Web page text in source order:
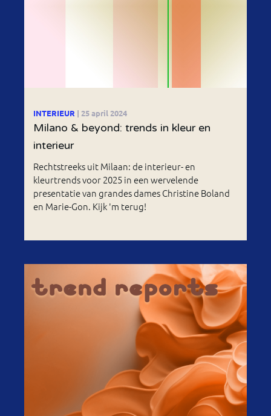
INTERIEUR | 25 april 2024
Milano & beyond: trends in kleur en
interieur
Rechtstreeks uit Milaan: de interieur- en
kleurtrends voor 2025 in een wervelende
presentatie van grandes dames Christine Boland
en Marie-Gon. Kijk 'm terug!